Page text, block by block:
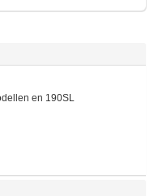
en 190SL